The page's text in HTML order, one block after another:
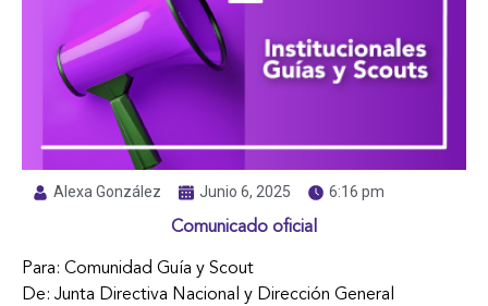
Alexa González Junio 6, 2025 6:16 pm
Comunicado oficial
Para: Comunidad Guía y Scout
De: Junta Directiva Nacional y Dirección General